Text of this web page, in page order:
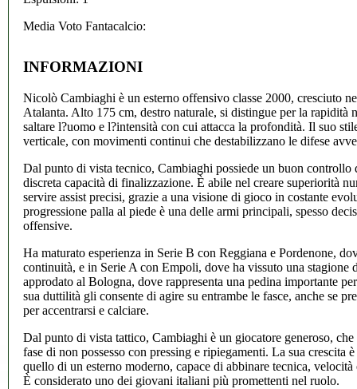
Media Voto Fantacalcio:
INFORMAZIONI
Nicolò Cambiaghi è un esterno offensivo classe 2000, cresciuto
Atalanta. Alto 175 cm, destro naturale, si distingue per la rapidità
saltare l?uomo e l?intensità con cui attacca la profondità. Il suo
verticale, con movimenti continui che destabilizzano le difese
Dal punto di vista tecnico, Cambiaghi possiede un buon controllo
discreta capacità di finalizzazione. È abile nel creare superiorità
servire assist precisi, grazie a una visione di gioco in costante
progressione palla al piede è una delle armi principali, spesso
offensive.
Ha maturato esperienza in Serie B con Reggiana e Pordenone,
continuità, e in Serie A con Empoli, dove ha vissuto una stagione
approdato al Bologna, dove rappresenta una pedina importante
sua duttilità gli consente di agire su entrambe le fasce, anche se
per accentrarsi e calciare.
Dal punto di vista tattico, Cambiaghi è un giocatore generoso,
fase di non possesso con pressing e ripiegamenti. La sua crescita
quello di un esterno moderno, capace di abbinare tecnica,
È considerato uno dei giovani italiani più promettenti nel ruolo.